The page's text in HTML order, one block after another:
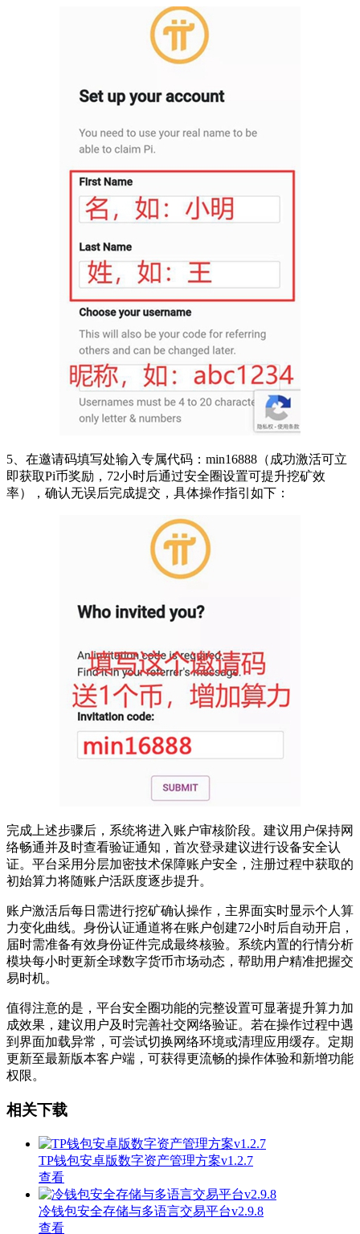
5、在邀请码填写处输入专属代码：min16888（成功激活可立
即获取Pi币奖励，72小时后通过安全圈设置可提升挖矿效
率），确认无误后完成提交，具体操作指引如下：
完成上述步骤后，系统将进入账户审核阶段。建议用户保持网
络畅通并及时查看验证通知，首次登录建议进行设备安全认
证。平台采用分层加密技术保障账户安全，注册过程中获取的
初始算力将随账户活跃度逐步提升。
账户激活后每日需进行挖矿确认操作，主界面实时显示个人算
力变化曲线。身份认证通道将在账户创建72小时后自动开启，
届时需准备有效身份证件完成最终核验。系统内置的行情分析
模块每小时更新全球数字货币市场动态，帮助用户精准把握交
易时机。
值得注意的是，平台安全圈功能的完整设置可显著提升算力加
成效果，建议用户及时完善社交网络验证。若在操作过程中遇
到界面加载异常，可尝试切换网络环境或清理应用缓存。定期
更新至最新版本客户端，可获得更流畅的操作体验和新增功能
权限。
相关下载
TP钱包安卓版数字资产管理方案v1.2.7
查看
冷钱包安全存储与多语言交易平台v2.9.8
查看